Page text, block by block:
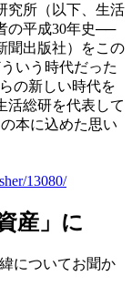
究所（以下、生活
の平成30年史──
聞出版社）をこの
いう時代だった
の新しい時代を
活総研を代表して
本に込めた思い
13080/
産」に
についてお聞か